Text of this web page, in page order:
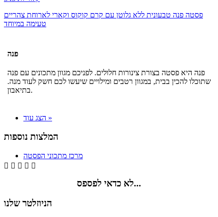
פסטה פנה טבעונית ללא גלוטן עם קרם קוקוס וקארי לארוחת צהריים
טעימה במיוחד
פנה
פנה היא פסטה בצורת צינורות חלולים. לפניכם מגוון מתכונים עם פנה
שתוכלו להכין בבית, במגוון רטבים ומילויים שיעשו לכם חשק לעוד מנה.
בתיאבון.
הצג עוד »
המלצות נוספות
מרכז מתכוני הפסטה
    
לא כדאי לפספס...
הניוזלטר שלנו